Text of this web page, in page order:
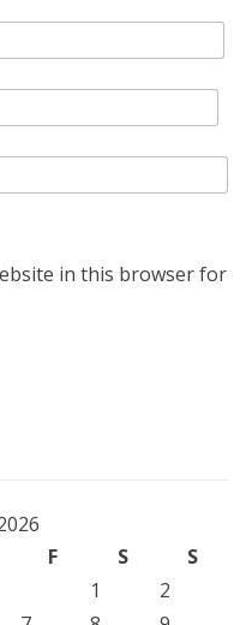
in this browser for
F S
S
1
2